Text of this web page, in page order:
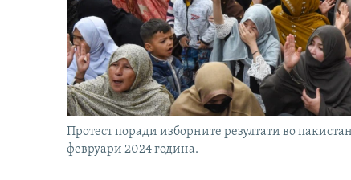
Протест поради изборните резултати во
февруари 2024 година.